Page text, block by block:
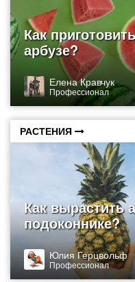
Как
арбузе?
Елена Кравчук
Профессионал
РАСТЕНИЯ
Как вырастить
подоконнике?
Юлия Герцвольф
Профессионал